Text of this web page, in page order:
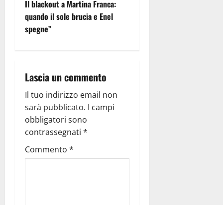
Il blackout a Martina Franca:
quando il sole brucia e Enel
spegne”
Lascia un commento
Il tuo indirizzo email non
sarà pubblicato. I campi
obbligatori sono
contrassegnati *
Commento *